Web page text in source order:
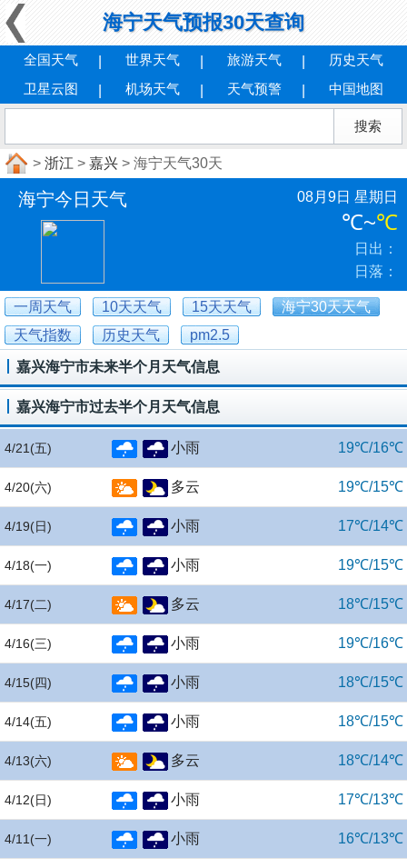
海宁天气预报30天查询
全国天气 世界天气 旅游天气
历史天气
卫星云图
机场天气 天气预警 中国地图
> 浙江 > 嘉兴 > 海宁天气30天
海宁今日天气 08月9日 星期日
℃~℃
日出：
日落：
一周天气 10天天气 15天天气
海宁30天天气
天气指数
历史天气 pm2.5
嘉兴海宁市未来半个月天气信息
嘉兴海宁市过去半个月天气信息
4/21 (五) 小雨 19℃/16℃
4/20(六) 多云 19℃/15℃
4/19(日) 小雨 17℃/14℃
4/18(一) 小雨 19℃/15℃
4/17(二) 多云 18℃/15℃
4/16(三) 小雨 19℃/16℃
4/15(四) 小雨 18℃/15℃
4/14(五) 小雨 18℃/15℃
4/13(六) 多云 18℃/14℃
4/12(日) 小雨 17℃/13℃
4/11 (一) 小雨 16℃/13℃